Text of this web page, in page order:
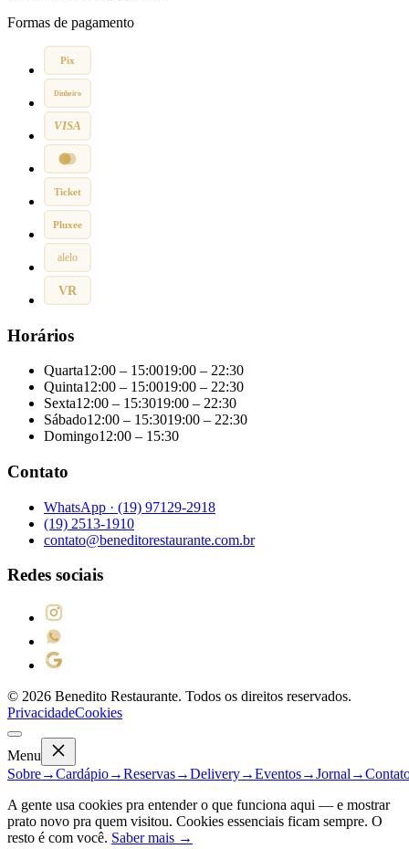
Formas de pagamento
Pix
Dinheiro
VISA
Ticket
Pluxee
alelo
VR
Horários
Quarta12:00 – 15:0019:00 – 22:30
Quinta12:00 – 15:0019:00 – 22:30
Sexta12:00 – 15:3019:00 – 22:30
Sábado12:00 – 15:3019:00 – 22:30
Domingo12:00 – 15:30
Contato
WhatsApp · (19) 97129-2918
(19) 2513-1910
contato@beneditorestaurante.com.br
Redes sociais
© 2026 Benedito Restaurante. Todos os direitos reservados.
PrivacidadeCookies
Menu
Sobre→Cardápio→Reservas→Delivery→Eventos→Jornal →
A gente usa cookies pra entender o que funciona aqui — e mostrar
prato novo pra quem visitou. Cookies essenciais ficam sempre. O
resto é com você. Saber mais →